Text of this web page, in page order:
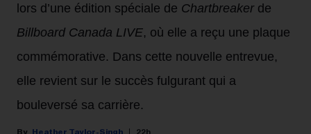
lors d’une édition spéciale de Chartbreaker de
Billboard Canada LIVE, où elle a reçu une plaque
commémorative. Dans cette nouvelle entrevue,
elle revient sur le succès fulgurant qui a
bouleversé sa carrière.
Heather Taylor-Singh 22h